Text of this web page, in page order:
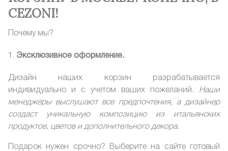
CEZONI!
Почему мы?
Эксклюзивное оформление.
Дизайн наших корзин разрабатывается
индивидуально и с учетом ваших пожеланий. Наши
менеджеры выслушают все предпочтения, а дизайнер
создаст уникальную композицию из итальянских
продуктов, цветов и дополнительного декора.
Подарок нужен срочно? Выберите на сайте готовый